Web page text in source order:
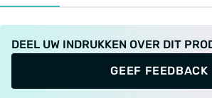
DEEL UW INDRUKKEN OVER DIT
GEEF FEEDBACK